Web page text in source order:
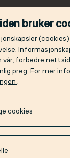
bruker
vår, forbedre
preg. For mer
.
cookies